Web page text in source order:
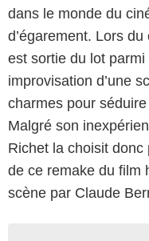
dans le monde du
d’égarement. Lors
est sortie du lot
improvisation d’une
charmes pour
Malgré son
Richet la choisit donc
de ce remake du film
scène par Claude